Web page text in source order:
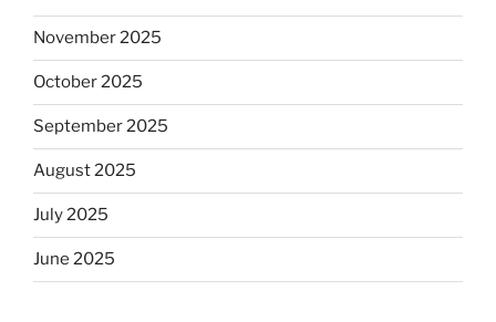
November 2025
October 2025
September 2025
August 2025
July 2025
June 2025